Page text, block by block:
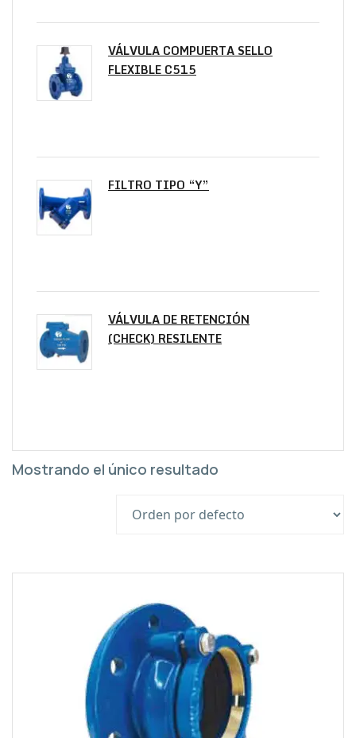
VÁLVULA COMPUERTA SELLO
FLEXIBLE C515
FILTRO TIPO “Y”
VÁLVULA DE RETENCIÓN
(CHECK) RESILENTE
Mostrando el único resultado